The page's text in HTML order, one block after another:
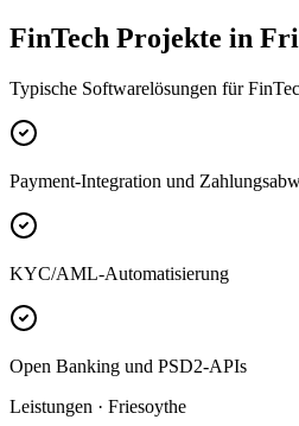
FinTech Projekte in
Typische Softwarelösungen für
Payment-Integration und
KYC/AML-Automatisierung
Open Banking und PSD2-APIs
Leistungen · Friesoythe